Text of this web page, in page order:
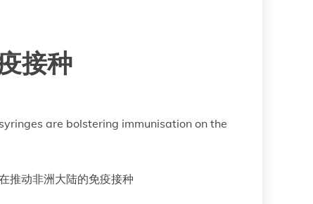
接种
are bolstering immunisation on the
推动非洲大陆的免疫接种